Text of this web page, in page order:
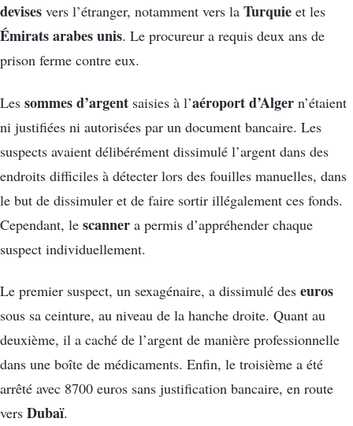
devises vers l’étranger, notamment vers la Turquie et les
Émirats arabes unis. Le procureur a requis deux ans de
prison ferme contre eux.
Les sommes d’argent saisies à l’aéroport d’Alger n’étaient
ni justifiées ni autorisées par un document bancaire. Les
suspects avaient délibérément dissimulé l’argent dans des
endroits difficiles à détecter lors des fouilles manuelles, dans
le but de dissimuler et de faire sortir illégalement ces fonds.
Cependant, le scanner a permis d’appréhender chaque
suspect individuellement.
Le premier suspect, un sexagénaire, a dissimulé des euros
sous sa ceinture, au niveau de la hanche droite. Quant au
deuxième, il a caché de l’argent de manière professionnelle
dans une boîte de médicaments. Enfin, le troisième a été
arrêté avec 8700 euros sans justification bancaire, en route
vers Dubaï.